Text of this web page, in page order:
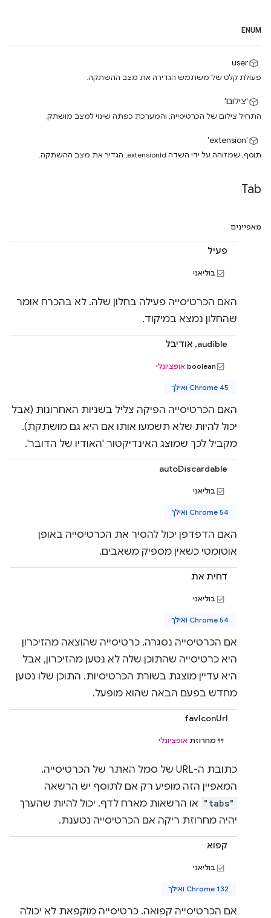
ENUM
user
פעולת קלט של משתמש הגדירה את מצב ההשתקה.
'צילום'
התחיל צילום של הכרטיסייה, והמערכת כפתה שינוי למצב מושתק.
'extension'
תוסף, שמזוהה על ידי השדה extensionId, הגדיר את מצב ההשתקה.
Tab
מאפיינים
פעיל
בוליאני
האם הכרטיסייה פעילה בחלון שלה. לא בהכרח אומר
שהחלון נמצא במיקוד.
audible, אודיבל
‫boolean אופציונלי
Chrome 45 ואילך
האם הכרטיסייה הפיקה צליל בשניות האחרונות (אבל
יכול להיות שלא תשמעו אותו אם היא גם מושתקת).
מקביל לכך שמוצג האינדיקטור 'האודיו של הדובר'.
autoDiscardable
בוליאני
Chrome 54 ואילך
האם הדפדפן יכול להסיר את הכרטיסייה באופן
אוטומטי כשאין מספיק משאבים.
דחית את
בוליאני
Chrome 54 ואילך
אם הכרטיסייה נסגרה. כרטיסייה שהוצאה מהזיכרון
היא כרטיסייה שהתוכן שלה לא נטען מהזיכרון, אבל
היא עדיין מוצגת בשורת הכרטיסיות. התוכן שלו נטען
מחדש בפעם הבאה שהוא מופעל.
favIconUrl
מחרוזת אופציונלי
כתובת ה-URL של סמל האתר של הכרטיסייה.
המאפיין הזה מופיע רק אם לתוסף יש הרשאה
"tabs" או הרשאות מארח לדף. יכול להיות שהערך
יהיה מחרוזת ריקה אם הכרטיסייה נטענת.
קפוא
בוליאני
Chrome 132 ואילך
אם הכרטיסייה קפואה. כרטיסייה מוקפאת לא יכולה